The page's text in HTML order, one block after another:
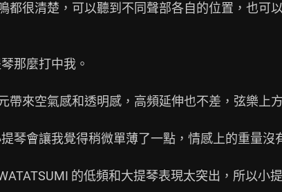
都很清楚，可以聽到不同聲部各自的位置，也可
那麼打中我。
帶來空氣感和透明感，高頻延伸也不差，弦樂上
琴會讓我覺得稍微單薄了一點，情感上的重量沒
的低頻和大提琴表現太突出，所以小